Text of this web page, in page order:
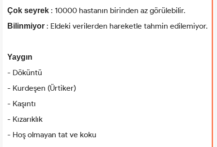
Çok seyrek : 10000 hastanın birinden az görülebilir.
Bilinmiyor : Eldeki verilerden hareketle tahmin edilemiyor.
Yaygın
- Döküntü
- Kurdeşen (Ürtiker)
- Kaşıntı
- Kızarıklık
- Hoş olmayan tat ve koku